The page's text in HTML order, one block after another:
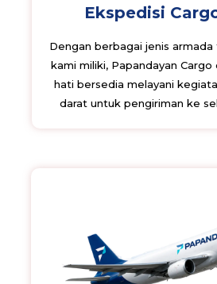
Ekspedisi
Dengan berbagai jenis
kami miliki, Papandayan
hati bersedia melayani
darat untuk pengiriman ke